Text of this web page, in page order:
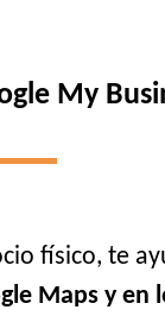
My
físico, te
Maps y en